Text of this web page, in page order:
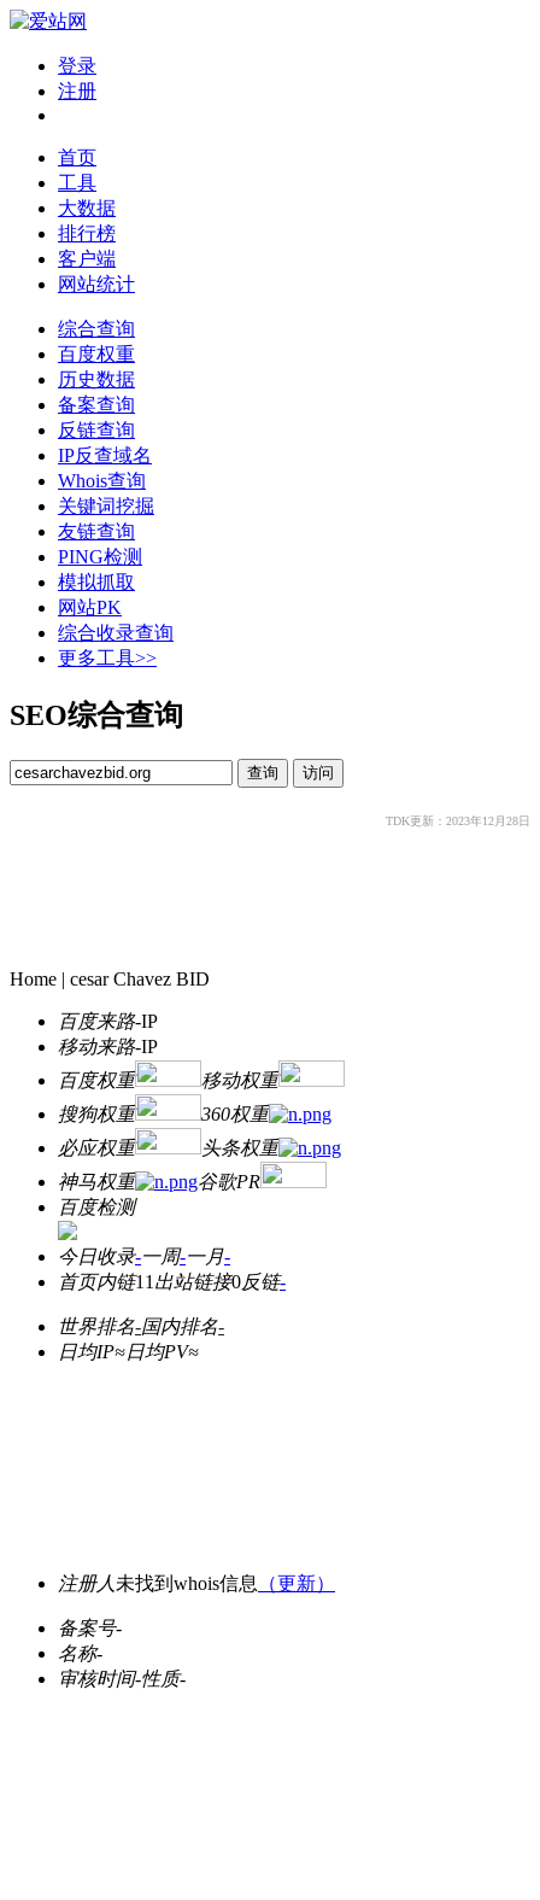
登录
注册
首页
工具
大数据
排行榜
客户端
网站统计
综合查询
百度权重
历史数据
备案查询
反链查询
IP反查域名
Whois查询
关键词挖掘
友链查询
PING检测
模拟抓取
网站PK
综合收录查询
更多工具>>
SEO综合查询
TDK更新：2023年12月28日
Home | cesar Chavez BID
百度来路-IP
移动来路-IP
百度权重
移动权重
搜狗权重
360权重
必应权重
头条权重
神马权重
谷歌PR
百度检测
今日收录-一周-一月-
首页内链11 出站链接0反链-
世界排名-国内排名-
日均IP≈日均PV≈
注册人 未找到whois信息 （更新）
备案号-
名称-
审核时间-性质-